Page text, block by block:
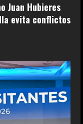
Juan Hubieres
evita conflictos